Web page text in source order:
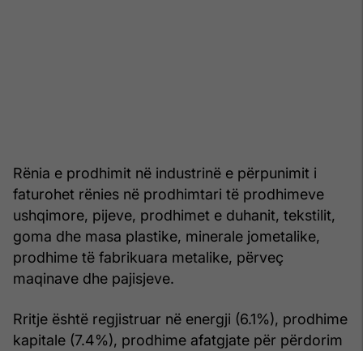
Rënia e prodhimit në industrinë e përpunimit i
faturohet rënies në prodhimtari të prodhimeve
ushqimore, pijeve, prodhimet e duhanit, tekstilit,
goma dhe masa plastike, minerale jometalike,
prodhime të fabrikuara metalike, përveç
maqinave dhe pajisjeve.
Rritje është regjistruar në energji (6.1%), prodhime
kapitale (7.4%), prodhime afatgjate për përdorim